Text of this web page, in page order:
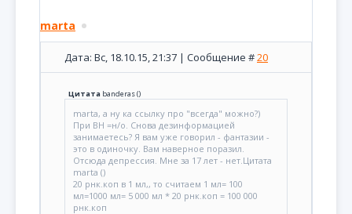
marta
Дата: Вс, 18.10.15, 21:37 | Сообщение #20
Цитата banderas()
marta, а ну ка ссылку про "всегда" можно?)
При ВН =н/о. Снова дезинформацией
занимаетесь? Я вам уже говорил - фантазии -
это в одиночку. Вам наверное поразил.
Отсюда депрессия. Мне за 17 лет - нет.Цитата
marta ()
20 рнк.коп в 1 мл,, то считаем 1 мл= 100
мл=1000 мл= 5 000 мл * 20 рнк.коп = 100 000
рнк.коп